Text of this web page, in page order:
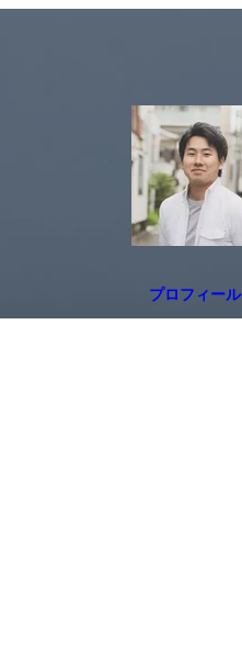
プロフィール